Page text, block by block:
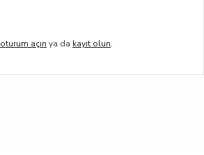
oturum açın ya da kayıt olun.